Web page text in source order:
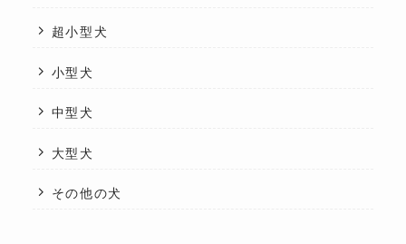
超小型犬
小型犬
中型犬
大型犬
その他の犬